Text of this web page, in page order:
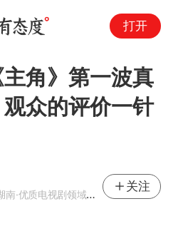
打开
角》第一波真
众的评价一针
南·优质电视剧领域创作者
关注